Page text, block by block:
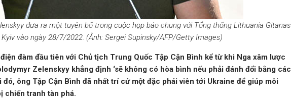
đưa ra một tuyên bố trong cuộc họp báo chung với Tổng thống Lithuania Gitanas
vào ngày 28/7/2022. (Ảnh: Sergei Supinsky/AFP/Getty Images)
đàm đầu tiên với Chủ tịch Trung Quốc Tập Cận Bình kể từ khi Nga xâm lược
Zelenskyy khẳng định ‘sẽ không có hòa bình nếu phải đánh đổi bằng các
đó, ông Tập Cận Bình đã nhất trí cử một đặc phái viên tới Ukraine để giúp môi
chiến tranh tàn phá.